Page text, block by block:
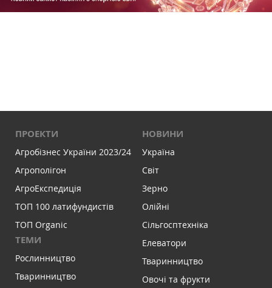
ПРОЕКТИ
Агробізнес України 2023/24
Агрополігон
АгроЕкспедиція
ТОП 100 латифундистів
ТОП Organic
ТЕМИ
Рослинництво
Тваринництво
НОВИНИ
Україна
Світ
Зерно
Олійні
Сільгосптехніка
Елеватори
Тваринництво
Овочі та фрукти